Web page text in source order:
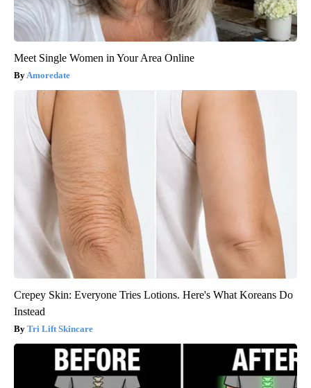
Meet Single Women in Your Area Online
Amoredate
Crepey Skin: Everyone Tries Lotions. Here's What Koreans Do
Instead
Tri Lift Skincare